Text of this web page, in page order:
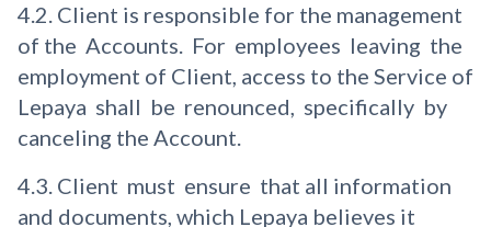
4.2. Client is responsible for the management
of the Accounts. For employees leaving the
employment of Client, access to the Service of
Lepaya shall be renounced, specifically by
canceling the Account.
4.3. Client must ensure that all information
and documents, which Lepaya believes it